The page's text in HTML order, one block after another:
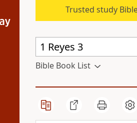
Trusted study
Bible Book List